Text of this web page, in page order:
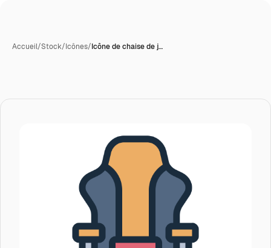
Accueil/Stock/Icônes/Icône de chaise de j…